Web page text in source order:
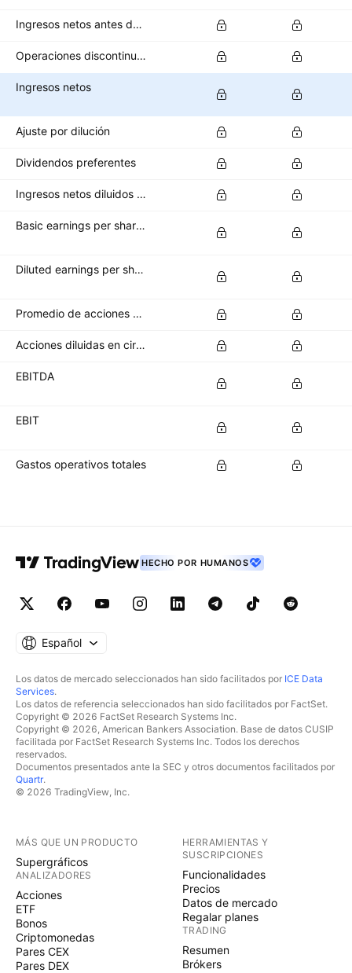
Ingresos netos antes de operaciones interrumpidas
Operaciones discontinuas
Ingresos netos
Ajuste por dilución
Dividendos preferentes
Ingresos netos diluidos disponibles para los accionistas ordinarios
Basic earnings per share (basic EPS)
Diluted earnings per share (diluted EPS)
Promedio de acciones básicas en circulación
Acciones diluidas en circulación
EBITDA
EBIT
Gastos operativos totales
HECHO POR HUMANOS
Español
Los datos de mercado seleccionados han sido facilitados por ICE Data
Services.
Los datos de referencia seleccionados han sido facilitados por FactSet.
Copyright © 2026 FactSet Research Systems Inc.
Copyright © 2026, American Bankers Association. Base de datos CUSIP
facilitada por FactSet Research Systems Inc. Todos los derechos
reservados.
Documentos presentados ante la SEC y otros documentos facilitados por
Quartr.
© 2026 TradingView, Inc.
MÁS QUE UN PRODUCTO
Supergráficos
ANALIZADORES
Acciones
ETF
Bonos
Criptomonedas
Pares CEX
Pares DEX
HERRAMIENTAS Y
SUSCRIPCIONES
Funcionalidades
Precios
Datos de mercado
Regalar planes
TRADING
Resumen
Brókers